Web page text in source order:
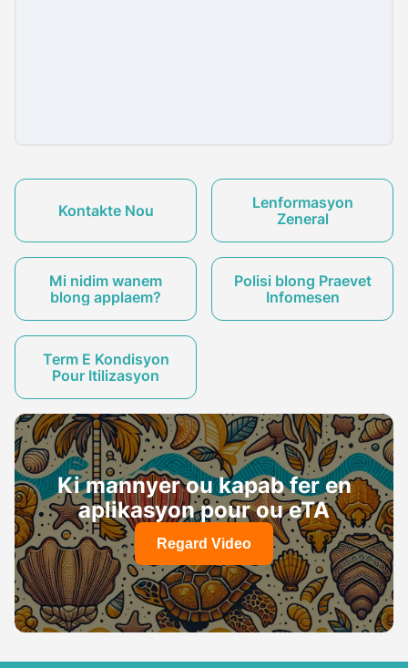
Kontakte Nou
Lenformasyon
Zeneral
Mi nidim wanem
blong applaem?
Polisi blong Praevet
Infomesen
Term E Kondisyon
Pour Itilizasyon
Ki mannyer ou kapab fer en
aplikasyon pour ou eTA
Regard Video